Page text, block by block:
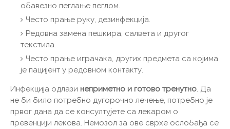
обавезно пеглање пеглом.
Често прање руку, дезинфекција.
Редовна замена пешкира, салвета и другог
текстила.
Често прање играчака, других предмета са којима
је пацијент у редовном контакту.
Инфекција одлази неприметно и готово тренутно. Да
не би било потребно дугорочно лечење, потребно је
првог дана да се консултујете са лекаром о
превенцији лекова. Немозол за ове сврхе ослобађа се